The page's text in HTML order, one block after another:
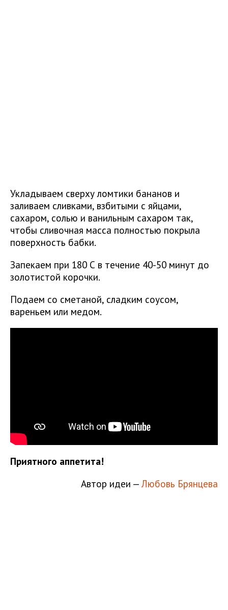
Укладываем сверху ломтики бананов и
заливаем сливками, взбитыми с яйцами,
сахаром, солью и ванильным сахаром так,
чтобы сливочная масса полностью покрыла
поверхность бабки.
Запекаем при 180 С в течение 40-50 минут до
золотистой корочки.
Подаем со сметаной, сладким соусом,
вареньем или медом.
Приятного аппетита!
Автор идеи — Любовь Брянцева